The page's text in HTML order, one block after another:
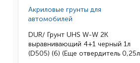
Акриловые грунты для
автомобилей
DUR/ Грунт UHS W-W 2К
выравнивающий 4+1 черный 1л
(D505) (6) (Еще отвердитель 0,25л